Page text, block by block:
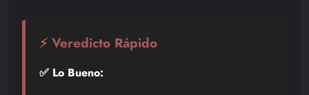
⚡ Veredicto Rápido
✅ Lo Bueno: